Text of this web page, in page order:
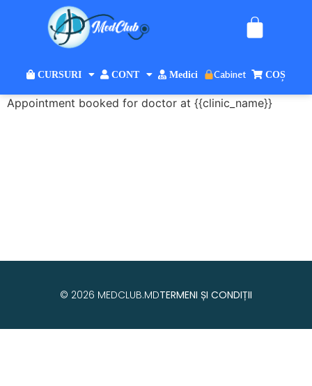
CURSURI CONT Medici Cabinet COȘ
Appointment booked for doctor at {{clinic_name}}
© 2026 MEDCLUB.MDTERMENI ȘI CONDIȚII